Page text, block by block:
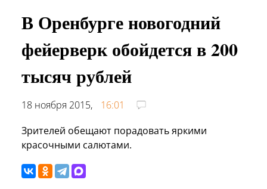
В Оренбурге новогодний
фейерверк обойдется в 200
тысяч рублей
18 ноября 2015,
16:01
Зрителей обещают порадовать яркими
красочными салютами.